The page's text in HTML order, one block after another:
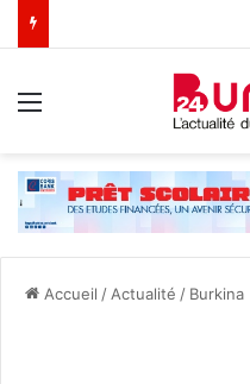
Accueil / Actualité / Burkina